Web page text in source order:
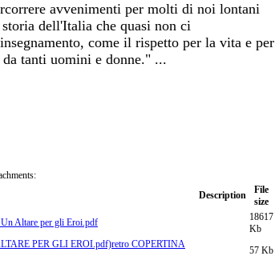
avvenimenti per molti di noi lontani
dell'Italia che quasi non ci
come il rispetto per la vita e per
tanti uomini e donne." ...
Description
File
size
Altare per gli Eroi.pdf
18617
Kb
retro COPERTINA
57 Kb